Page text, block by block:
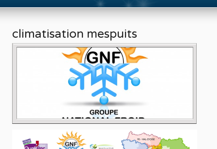
climatisation mespuits